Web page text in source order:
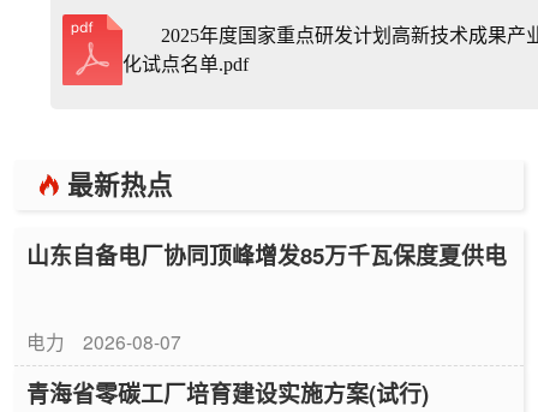
2025年度国家重点研发计划高新技术成果产
化试点名单.pdf
最新热点
山东自备电厂协同顶峰增发85万千瓦保度夏供电
电力 2026-08-07
青海省零碳工厂培育建设实施方案(试行)